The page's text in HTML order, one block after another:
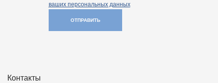
ваших персональных данных
ОТПРАВИТЬ
Контакты